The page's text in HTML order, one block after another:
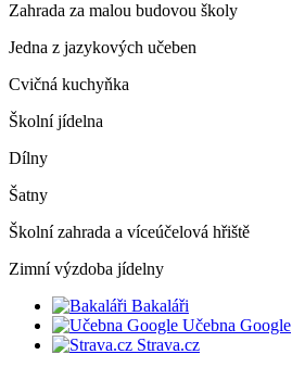
Zahrada za malou budovou školy
Jedna z jazykových učeben
Cvičná kuchyňka
Školní jídelna
Dílny
Šatny
Školní zahrada a víceúčelová hřiště
Zimní výzdoba jídelny
Bakaláři
Učebna Google
Strava.cz